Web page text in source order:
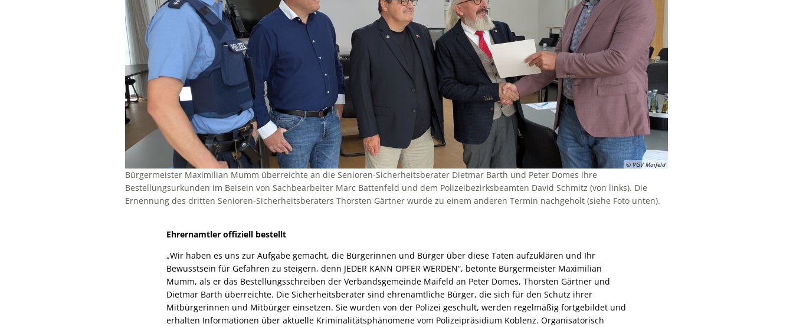
© VGV Maifeld
Bürgermeister Maximilian Mumm überreichte an die Senioren-Sicherheitsberater Dietmar Barth und Peter Domes ihre
Bestellungsurkunden im Beisein von Sachbearbeiter Marc Battenfeld und dem Polizeibezirksbeamten David Schmitz (von links). Die
Ernennung des dritten Senioren-Sicherheitsberaters Thorsten Gärtner wurde zu einem anderen Termin nachgeholt (siehe Foto unten).
Ehrernamtler offiziell bestellt
„Wir haben es uns zur Aufgabe gemacht, die Bürgerinnen und Bürger über diese Taten aufzuklären und Ihr
Bewusstsein für Gefahren zu steigern, denn JEDER KANN OPFER WERDEN“, betonte Bürgermeister Maximilian
Mumm, als er das Bestellungsschreiben der Verbandsgemeinde Maifeld an Peter Domes, Thorsten Gärtner und
Dietmar Barth überreichte. Die Sicherheitsberater sind ehrenamtliche Bürger, die sich für den Schutz ihrer
Mitbürgerinnen und Mitbürger einsetzen. Sie wurden von der Polizei geschult, werden regelmäßig fortgebildet und
erhalten Informationen über aktuelle Kriminalitätsphänomene vom Polizeipräsidium Koblenz. Organisatorisch